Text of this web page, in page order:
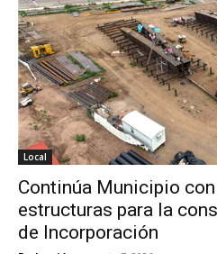
Local
Continúa Municipio
estructuras para la
de Incorporación